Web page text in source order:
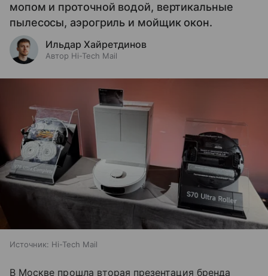
мопом и проточной водой, вертикальные
пылесосы, аэрогриль и мойщик окон.
Ильдар Хайретдинов
Автор Hi-Tech Mail
Источник: Hi-Tech Mail
В Москве прошла вторая презентация бренда